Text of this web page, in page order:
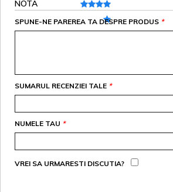
NOTA
*
SPUNE-NE PAREREA TA DESPRE PRODUS
*
SUMARUL RECENZIEI TALE
*
NUMELE TAU
VREI SA URMARESTI DISCUTIA?